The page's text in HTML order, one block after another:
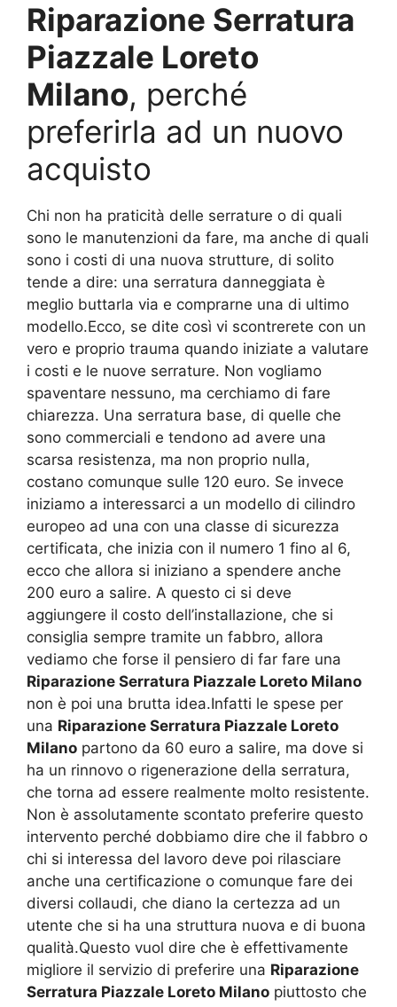
Riparazione Serratura
Piazzale Loreto
Milano, perché
preferirla ad un nuovo
acquisto
Chi non ha praticità delle serrature o di quali
sono le manutenzioni da fare, ma anche di quali
sono i costi di una nuova strutture, di solito
tende a dire: una serratura danneggiata è
meglio buttarla via e comprarne una di ultimo
modello.Ecco, se dite così vi scontrerete con un
vero e proprio trauma quando iniziate a valutare
i costi e le nuove serrature. Non vogliamo
spaventare nessuno, ma cerchiamo di fare
chiarezza. Una serratura base, di quelle che
sono commerciali e tendono ad avere una
scarsa resistenza, ma non proprio nulla,
costano comunque sulle 120 euro. Se invece
iniziamo a interessarci a un modello di cilindro
europeo ad una con una classe di sicurezza
certificata, che inizia con il numero 1 fino al 6,
ecco che allora si iniziano a spendere anche
200 euro a salire. A questo ci si deve
aggiungere il costo dell’installazione, che si
consiglia sempre tramite un fabbro, allora
vediamo che forse il pensiero di far fare una
Riparazione Serratura Piazzale Loreto Milano
non è poi una brutta idea.Infatti le spese per
una Riparazione Serratura Piazzale Loreto
Milano partono da 60 euro a salire, ma dove si
ha un rinnovo o rigenerazione della serratura,
che torna ad essere realmente molto resistente.
Non è assolutamente scontato preferire questo
intervento perché dobbiamo dire che il fabbro o
chi si interessa del lavoro deve poi rilasciare
anche una certificazione o comunque fare dei
diversi collaudi, che diano la certezza ad un
utente che si ha una struttura nuova e di buona
qualità.Questo vuol dire che è effettivamente
migliore il servizio di preferire una Riparazione
Serratura Piazzale Loreto Milano piuttosto che